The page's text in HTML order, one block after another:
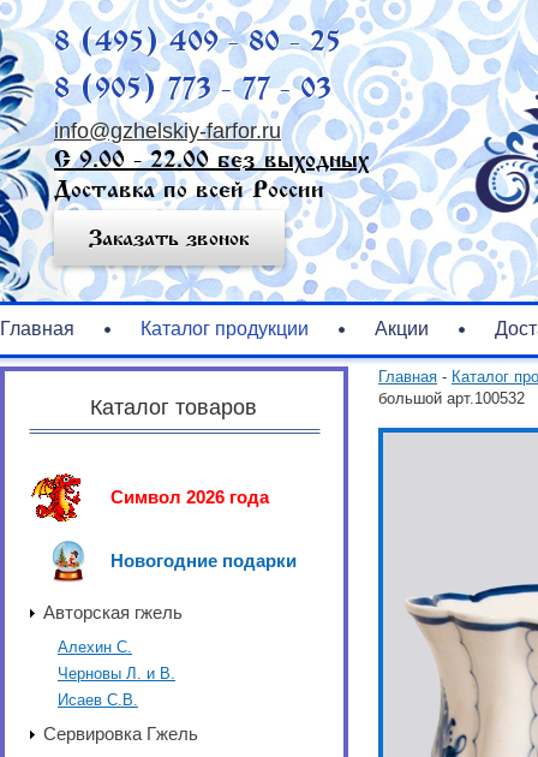
8 (495) 409 - 80 - 25
8 (905) 773 - 77 - 03
info@gzhelskiy-farfor.ru
С 9.00 - 22.00 без выходных
Доставка по всей России
Заказать звонок
Главная Каталог продукции Акции
Каталог товаров
Символ 2026 года
Новогодние подарки
Авторская гжель
Алехин С.
Черновы Л. и В.
Исаев С.В.
Сервировка Гжель
Главная - Каталог
большой арт.100532